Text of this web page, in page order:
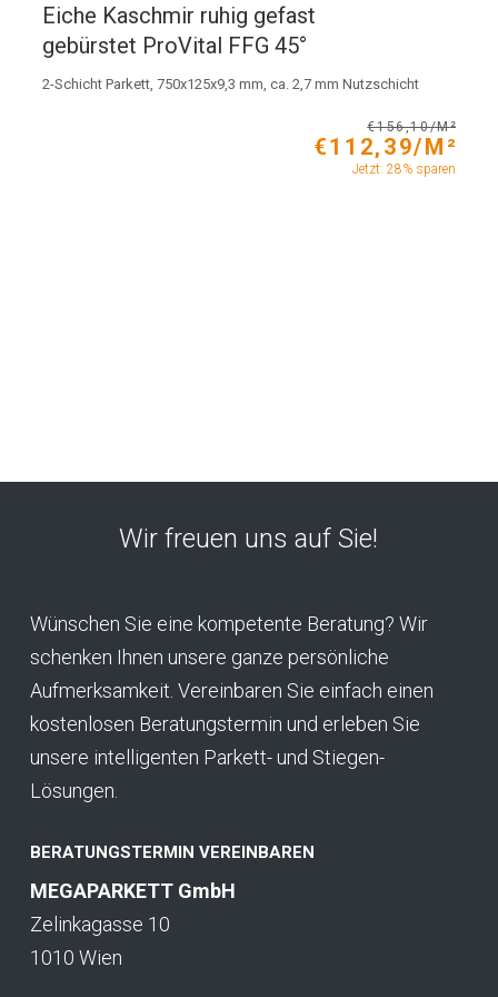
Eiche Kaschmir ruhig gefast
gebürstet ProVital FFG 45°
2-Schicht Parkett, 750x125x9,3 mm, ca. 2,7 mm Nutzschicht
€156,10/M²
€112,39/M²
Jetzt: 28% sparen
Wir freuen uns auf Sie!
Wünschen Sie eine kompetente Beratung? Wir
schenken Ihnen unsere ganze persönliche
Aufmerksamkeit. Vereinbaren Sie einfach einen
kostenlosen Beratungstermin und erleben Sie
unsere intelligenten Parkett- und Stiegen-
Lösungen.
BERATUNGSTERMIN VEREINBAREN
MEGAPARKETT GmbH
Zelinkagasse 10
1010 Wien